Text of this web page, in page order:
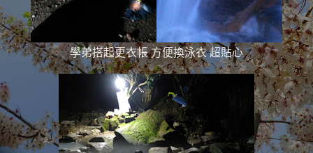
學弟搭起更衣帳 方便換泳衣 超貼心